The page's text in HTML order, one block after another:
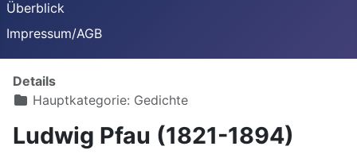
Überblick
Impressum/AGB
Details
Hauptkategorie: Gedichte
Ludwig Pfau (1821-1894)